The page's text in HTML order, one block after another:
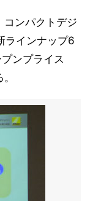
ンパクトデジ
ラインナップ6
ンプライス